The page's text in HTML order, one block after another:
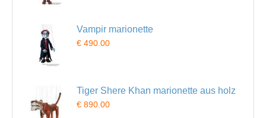
Vampir marionette
€ 490.00
Tiger Shere Khan marionette aus holz
€ 890.00